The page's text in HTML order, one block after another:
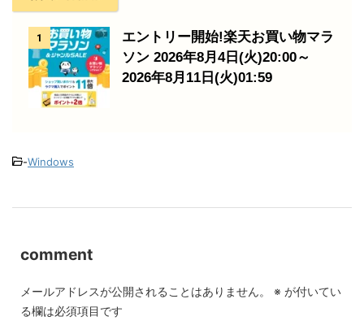
1
エントリー開始!楽天お買い物マラ
ソン 2026年8月4日(火)20:00～
2026年8月11日(火)01:59
-Windows
comment
メールアドレスが公開されることはありません。 ※ が付いてい
る欄は必須項目です